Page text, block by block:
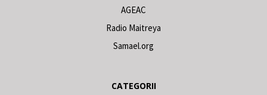
AGEAC
Radio Maitreya
Samael.org
CATEGORII